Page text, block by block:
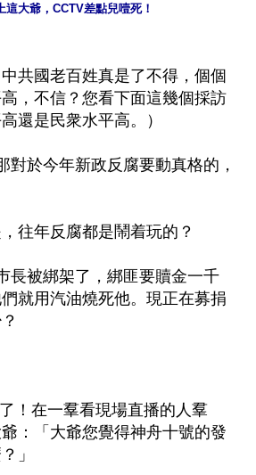
這大爺，CCTV差點兒噎死！
中共國老百姓真是了不得，個個
，不信？您看下面這幾個採訪
還是民衆水平高。）
對於今年新政反腐要動真格的，
往年反腐都是鬧着玩的？
長被綁架了，綁匪要贖金一千
就用汽油燒死他。現正在募捐
！在一羣看現場直播的人羣
：「大爺您覺得神舟十號的發
」